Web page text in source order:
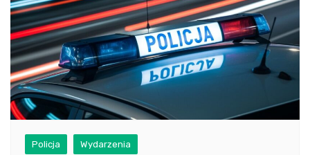
Policja Wydarzenia